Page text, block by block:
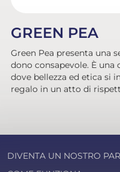
GREEN PEA
Green Pea presenta una
dono consapevole. È
dove bellezza ed etica si
regalo in un atto di
DIVENTA UN NOSTRO